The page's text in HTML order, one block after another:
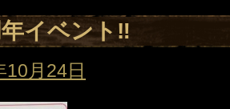
イベント‼️
10月24日